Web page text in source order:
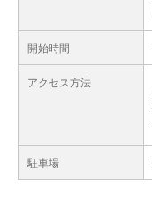
開始時間
アクセス方法
駐車場